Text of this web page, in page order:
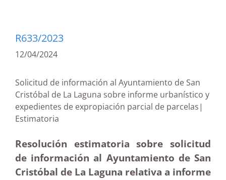
R633/2023
12/04/2024
Solicitud de información al Ayuntamiento de San
Cristóbal de La Laguna sobre informe urbanístico y
expedientes de expropiación parcial de parcelas|
Estimatoria
Resolución estimatoria sobre solicitud
de información al Ayuntamiento de San
Cristóbal de La Laguna relativa a informe